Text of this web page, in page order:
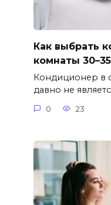
Как выбрать
комнаты
Кондиционер в
давно не
0 23